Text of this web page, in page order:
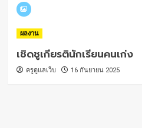
ผลงาน
เชิดชูเกียรตินักเรียนคนเก่ง
ครูดูแลเว็บ 16 กันยายน 2025